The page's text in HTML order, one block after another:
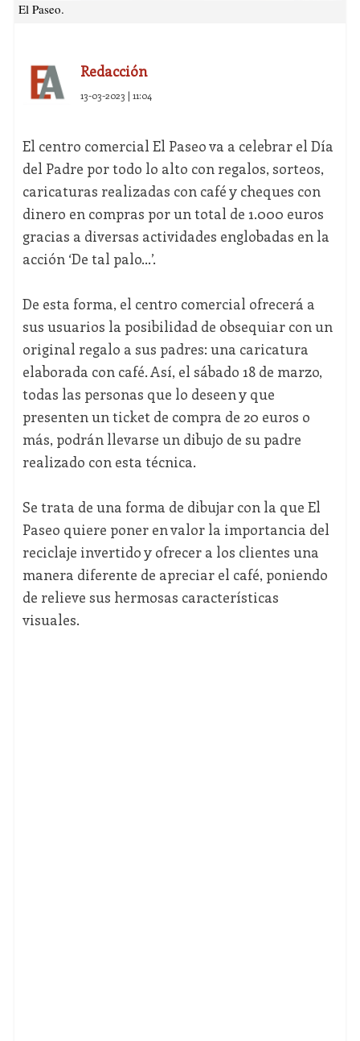
El Paseo.
Redacción
13-03-2023 | 11:04
El centro comercial El Paseo va a celebrar el Día
del Padre por todo lo alto con regalos, sorteos,
caricaturas realizadas con café y cheques con
dinero en compras por un total de 1.000 euros
gracias a diversas actividades englobadas en la
acción ‘De tal palo…’.
De esta forma, el centro comercial ofrecerá a
sus usuarios la posibilidad de obsequiar con un
original regalo a sus padres: una caricatura
elaborada con café. Así, el sábado 18 de marzo,
todas las personas que lo deseen y que
presenten un ticket de compra de 20 euros o
más, podrán llevarse un dibujo de su padre
realizado con esta técnica.
Se trata de una forma de dibujar con la que El
Paseo quiere poner en valor la importancia del
reciclaje invertido y ofrecer a los clientes una
manera diferente de apreciar el café, poniendo
de relieve sus hermosas características
visuales.